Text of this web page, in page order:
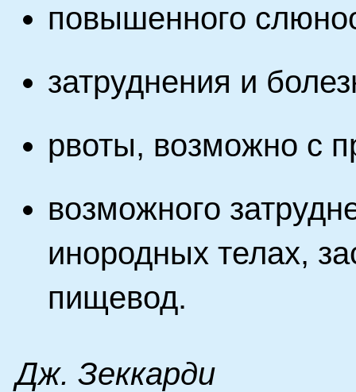
повышенного
затруднения и
рвоты, возможно с
возможного
инородных телах,
пищевод.
Дж. Зеккарди